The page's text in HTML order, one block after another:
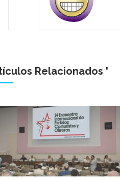
Relacionados '